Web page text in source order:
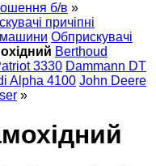
б/в »
причіпні
Обприскувачі
Berthoud
3330 Dammann DT
Alpha 4100 John Deere
»